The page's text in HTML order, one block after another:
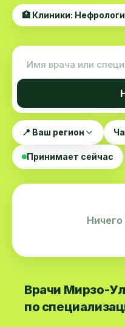
🏥 Клиники:
📍 Ваш регион
Принимает сейчас
Врачи Мирзо-
по